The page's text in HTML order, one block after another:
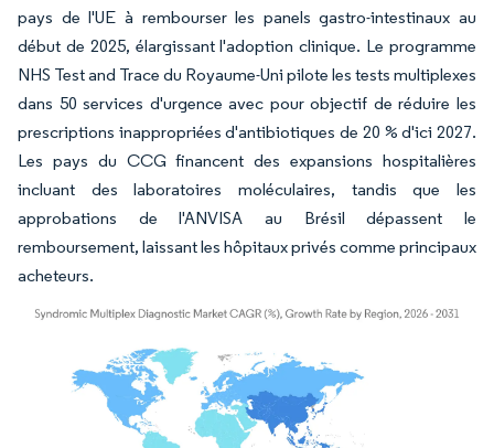
pays de l'UE à rembourser les panels gastro-intestinaux au
début de 2025, élargissant l'adoption clinique. Le programme
NHS Test and Trace du Royaume-Uni pilote les tests multiplexes
dans 50 services d'urgence avec pour objectif de réduire les
prescriptions inappropriées d'antibiotiques de 20 % d'ici 2027.
Les pays du CCG financent des expansions hospitalières
incluant des laboratoires moléculaires, tandis que les
approbations de l'ANVISA au Brésil dépassent le
remboursement, laissant les hôpitaux privés comme principaux
acheteurs.